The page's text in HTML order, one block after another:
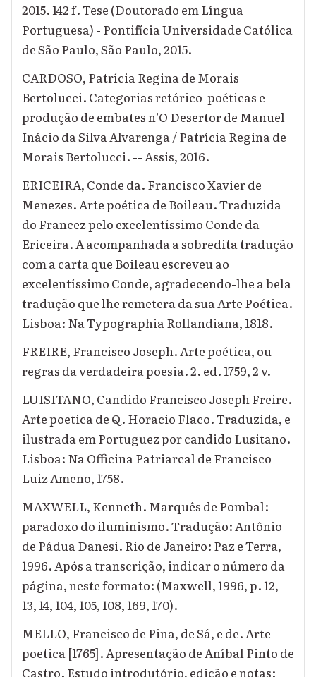
2015. 142 f. Tese (Doutorado em Língua
Portuguesa) - Pontifícia Universidade Católica
de São Paulo, São Paulo, 2015.
CARDOSO, Patrícia Regina de Morais
Bertolucci. Categorias retórico-poéticas e
produção de embates n’O Desertor de Manuel
Inácio da Silva Alvarenga / Patrícia Regina de
Morais Bertolucci. -- Assis, 2016.
ERICEIRA, Conde da. Francisco Xavier de
Menezes. Arte poética de Boileau. Traduzida
do Francez pelo excelentíssimo Conde da
Ericeira. A acompanhada a sobredita tradução
com a carta que Boileau escreveu ao
excelentíssimo Conde, agradecendo-lhe a bela
tradução que lhe remetera da sua Arte Poética.
Lisboa: Na Typographia Rollandiana, 1818.
FREIRE, Francisco Joseph. Arte poética, ou
regras da verdadeira poesia. 2. ed. 1759, 2 v.
LUISITANO, Candido Francisco Joseph Freire.
Arte poetica de Q. Horacio Flaco. Traduzida, e
ilustrada em Portuguez por candido Lusitano.
Lisboa: Na Officina Patriarcal de Francisco
Luiz Ameno, 1758.
MAXWELL, Kenneth. Marquês de Pombal:
paradoxo do iluminismo. Tradução: Antônio
de Pádua Danesi. Rio de Janeiro: Paz e Terra,
1996. Após a transcrição, indicar o número da
página, neste formato: (Maxwell, 1996, p. 12,
13, 14, 104, 105, 108, 169, 170).
MELLO, Francisco de Pina, de Sá, e de. Arte
poetica [1765]. Apresentação de Aníbal Pinto de
Castro. Estudo introdutório, edição e notas: